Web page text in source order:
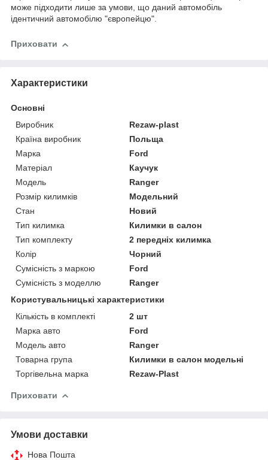
може підходити лише за умови, що даний автомобіль
ідентичний автомобілю "європейцю".
Приховати
Характеристики
Основні
Виробник
Rezaw-plast
Країна виробник
Польща
Марка
Ford
Матеріал
Каучук
Модель
Ranger
Розмір килимків
Модельний
Стан
Новий
Тип килимка
Килимки в салон
Тип комплекту
2 передніх килимка
Колір
Чорний
Сумісність з маркою
Ford
Сумісність з моделлю
Ranger
Користувальницькі характеристики
Кількість в комплекті
2 шт
Марка авто
Ford
Модель авто
Ranger
Товарна група
Килимки в салон модельні
Торгівельна марка
Rezaw-Plast
Приховати
Умови доставки
Нова Пошта